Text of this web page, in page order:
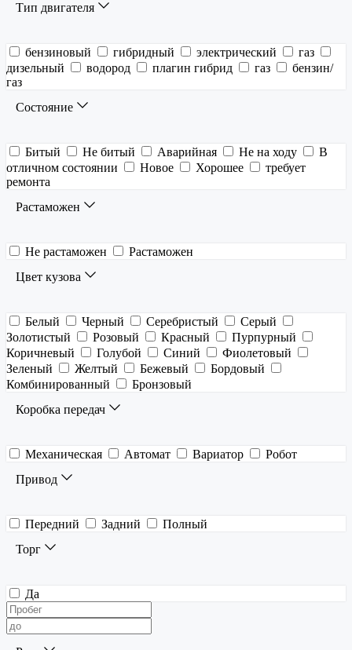
Тип двигателя
бензиновый гибридный электрический
газ
дизельный
водород плагин гибрид газ
бензин/
газ
Состояние
Битый Не битый Аварийная Не на ходу
В
отличном состоянии
Новое Хорошее
требует
ремонта
Растаможен
Не растаможен
Растаможен
Цвет кузова
Белый Черный Серебристый
Серый
Золотистый
Розовый Красный
Пурпурный
Коричневый
Голубой Синий
Фиолетовый
Зеленый
Желтый Бежевый
Бордовый
Комбинированный
Бронзовый
Коробка передач
Механическая Автомат Вариатор
Робот
Привод
Передний Задний
Полный
Торг
Да